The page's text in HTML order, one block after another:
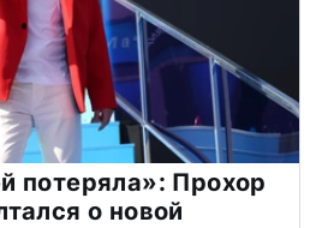
потеряла»: Прохор
о новой